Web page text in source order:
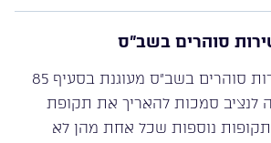
סוהרים בשב”ס
הארכת תקופת שירות סוהרים בשב”ס מעוגנת בסעיף 85
לנציב סמכות להאריך את תקופת
נוספות שכל אחת מהן לא